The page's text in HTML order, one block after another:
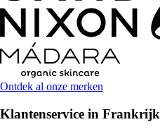
Ontdek al onze merken
Klantenservice in Frankrijk